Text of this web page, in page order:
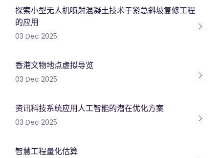
探索小型无人机喷射混凝土技术于紧急斜坡复修工程
的应用
03 Dec 2025
香港文物地点虚拟导览
03 Dec 2025
资讯科技系统应用人工智能的潜在优化方案
03 Dec 2025
智慧工程量化估算